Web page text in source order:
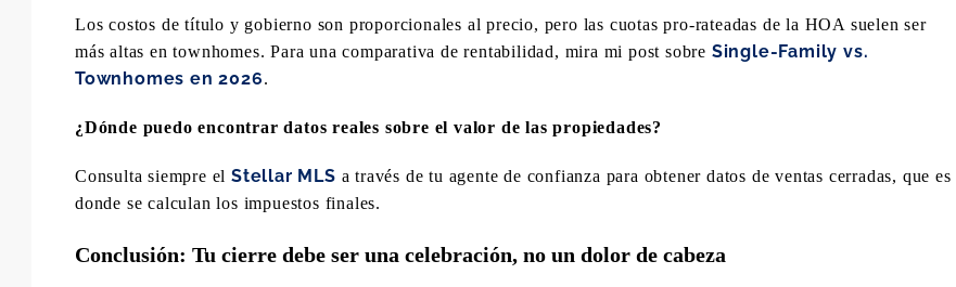
Los costos de título y gobierno son proporcionales al precio, pero las cuotas pro-rateadas de la HOA suelen ser
más altas en townhomes. Para una comparativa de rentabilidad, mira mi post sobre Single-Family vs.
Townhomes en 2026.
¿Dónde puedo encontrar datos reales sobre el valor de las propiedades?
Consulta siempre el Stellar MLS a través de tu agente de confianza para obtener datos de ventas cerradas, que es
donde se calculan los impuestos finales.
Conclusión: Tu cierre debe ser una celebración, no un dolor de cabeza